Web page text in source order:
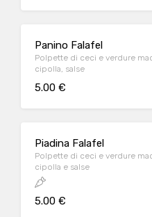
Panino Falafel
Polpette di ceci e verdure
cipolla, salse
5.00 €
Piadina Falafel
Polpette di ceci e verdure
cipolla e salse
5.00 €